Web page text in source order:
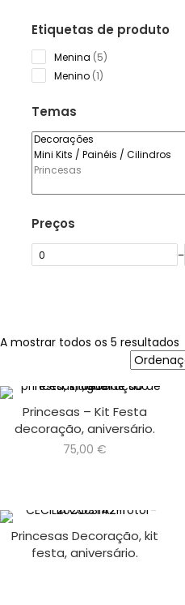
Etiquetas de produto
Menina 55
Menino 11
Temas
Preços
–
A mostrar todos os 5 resultados
Princesas – Kit Festa
decoração, aniversário.
75,00 €
Princesas Decoração, kit
festa, aniversário.